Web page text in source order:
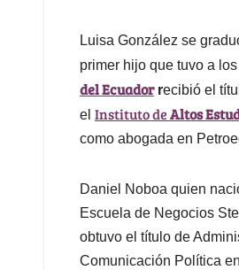
Luisa González se
primer hijo que tuvo a
del Ecuadorrecibió el
el Instituto deAltos
como abogada en
Daniel Noboa quien
Escuela de Negocios
obtuvo el título de
Comunicación Política